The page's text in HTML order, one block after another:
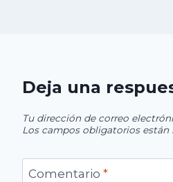
Deja una
Tu dirección de correo
Los campos obligatorios están
Comentario *